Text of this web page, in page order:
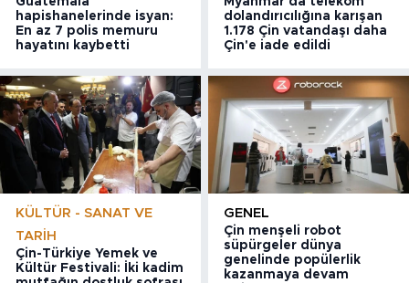
hapishanelerinde isyan:
En az 7 polis memuru
hayatını kaybetti
dolandırıcılığına karışan
1.178 Çin vatandaşı daha
Çin'e iade edildi
KÜLTÜR - SANAT VE
TARIH
Çin-Türkiye Yemek ve
Kültür Festivali: İki kadim
GENEL
Çin menşeli robot
süpürgeler dünya
genelinde popülerlik
kazanmaya devam